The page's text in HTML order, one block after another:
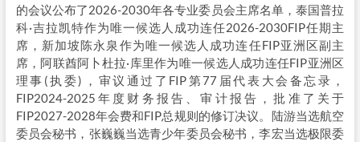
的会议公布了2026-2030年各专业委员会主席名单，泰国普拉
科·吉拉凯特作为唯一候选人成功连任2026-2030FIP任期主
席，新加坡陈永泉作为唯一候选人成功连任FIP亚洲区副主
席，阿联酋阿卜杜拉·库里作为唯一候选人成功连任FIP亚洲区
理事(执委)，审议通过了FIP第77届代表大会备忘录，
FIP2024-2025年度财务报告、审计报告，批准了关于
FIP2027-2028年会费和FIP总规则的修订决议。陆游当选航空
委员会秘书，张巍巍当选青少年委员会秘书，李宏当选极限委